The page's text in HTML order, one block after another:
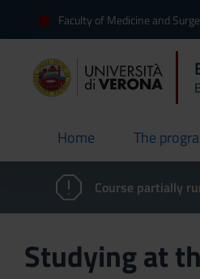
Faculty of Medicine and
Home
current The
Course partially
Studying at